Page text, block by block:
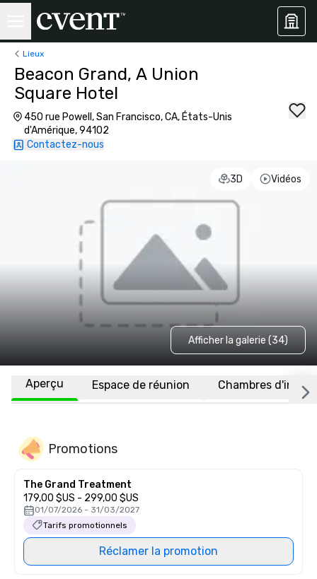
Lieux
Beacon Grand, A Union
Square Hotel
450 rue Powell, San Francisco, CA, États-Unis
d'Amérique, 94102
Contactez-nous
3D Vidéos
Afficher la galerie (34)
Aperçu Espace de réunion Chambres
Promotions
The Grand Treatment
179,00 $US - 299,00 $US
01/07/2026 - 31/03/2027
Tarifs promotionnels
Réclamer la promotion